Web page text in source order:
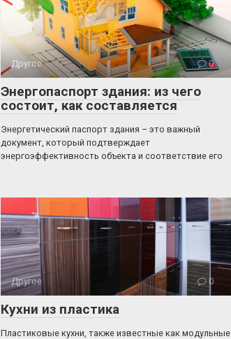
Другое 0
Энергопаспорт здания: из чего
состоит, как составляется
Энергетический паспорт здания – это важный
документ, который подтверждает
энергоэффективность объекта и соответствие его
Другое 0
Кухни из пластика
Пластиковые кухни, также известные как модульные